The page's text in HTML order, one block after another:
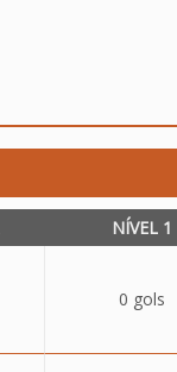
NÍVEL 1
0 gols